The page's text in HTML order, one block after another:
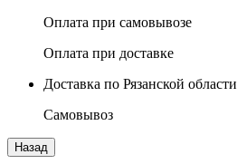
Оплата при самовывозе
Оплата при доставке
Доставка по Рязанской области
Самовывоз